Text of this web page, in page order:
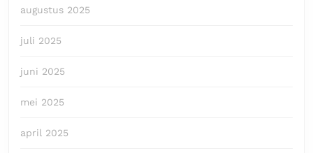
augustus 2025
juli 2025
juni 2025
mei 2025
april 2025